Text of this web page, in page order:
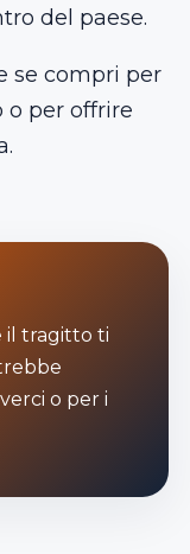
del paese.
se compri per
o per offrire
il tragitto ti
o per i